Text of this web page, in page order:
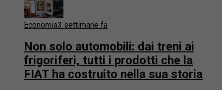
Economia3 settimane fa
Non solo automobili: dai treni ai
frigoriferi, tutti i prodotti che la
FIAT ha costruito nella sua storia